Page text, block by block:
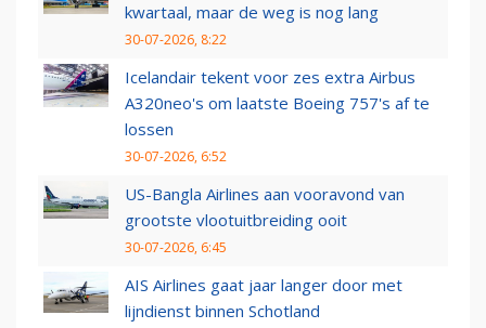
kwartaal, maar de weg is nog lang
30-07-2026, 8:22
Icelandair tekent voor zes extra Airbus
A320neo's om laatste Boeing 757's af te
lossen
30-07-2026, 6:52
US-Bangla Airlines aan vooravond van
grootste vlootuitbreiding ooit
30-07-2026, 6:45
AIS Airlines gaat jaar langer door met
lijndienst binnen Schotland